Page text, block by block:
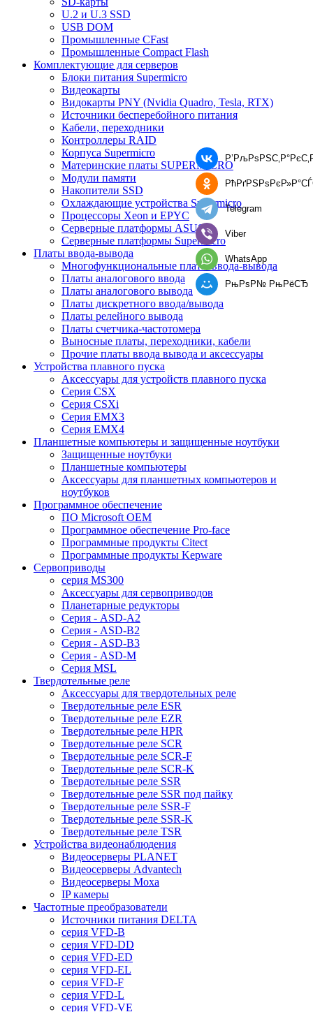
U.2 и U.3 SSD
USB DOM
Промышленные CFast
Промышленные Compact Flash
Комплектующие для серверов
Блоки питания Supermicro
Видеокарты
Видокарты PNY (Nvidia Quadro, Tesla, RTX)
Источники бесперебойного питания
Кабели, переходники
Контроллеры RAID
Корпуса Supermicro
Материнские платы SUPERMICRO
Модули памяти
Накопители SSD
Охлаждающие устройства Supermicro
Процессоры Xeon и EPYC
Серверные платформы ASUS
Серверные платформы Supermicro
Платы ввода-вывода
Многофункциональные платы ввода-вывода
Платы аналогового ввода
Платы аналогового вывода
Платы дискретного ввода/вывода
Платы релейного вывода
Платы счетчика-частотомера
Выносные платы, переходники, кабели
Прочие платы ввода вывода и аксессуары
Устройства плавного пуска
Аксессуары для устройств плавного пуска
Серия CSX
Серия CSXi
Серия EMX3
Серия EMX4
Планшетные компьютеры и защищенные ноутбуки
Защищенные ноутбуки
Планшетные компьютеры
Аксессуары для планшетных компьютеров и
ноутбуков
Программное обеспечение
ПО Microsoft OEM
Программное обеспечение Pro-face
Программные продукты Citect
Программные продукты Kepware
Сервоприводы
серия MS300
Аксессуары для сервоприводов
Планетарные редукторы
Серия - ASD-A2
Серия - ASD-B2
Серия - ASD-B3
Серия - ASD-M
Серия MSL
Твердотельные реле
Аксессуары для твердотельных реле
Твердотельные реле ESR
Твердотельные реле EZR
Твердотельные реле HPR
Твердотельные реле SCR
Твердотельные реле SCR-F
Твердотельные реле SCR-K
Твердотельные реле SSR
Твердотельные реле SSR под пайку
Твердотельные реле SSR-F
Твердотельные реле SSR-K
Твердотельные реле TSR
Устройства видеонаблюдения
Видеосерверы PLANET
Видеосерверы Advantech
Видеосерверы Moxa
IP камеры
Частотные преобразователи
Источники питания DELTA
серия VFD-B
серия VFD-DD
серия VFD-ED
серия VFD-EL
серия VFD-F
серия VFD-L
серия VFD-VE
Telegram
Viber
WhatsApp
РњРѕР№ РњРёСЂ